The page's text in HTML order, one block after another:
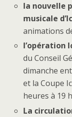
la nouvelle
musicale
animations
l’opération
du Conseil
dimanche
et la Coupe
heures à 19
La